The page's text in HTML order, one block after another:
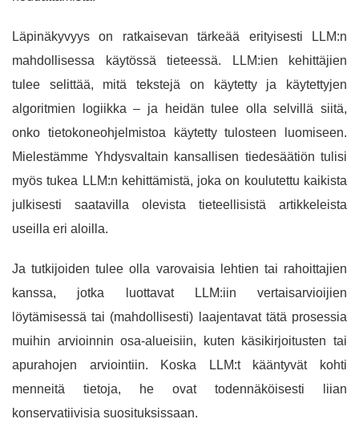
Läpinäkyvyys on ratkaisevan tärkeää erityisesti LLM:n
mahdollisessa käytössä tieteessä. LLM:ien kehittäjien
tulee selittää, mitä tekstejä on käytetty ja käytettyjen
algoritmien logiikka – ja heidän tulee olla selvillä siitä,
onko tietokoneohjelmistoa käytetty tulosteen luomiseen.
Mielestämme Yhdysvaltain kansallisen tiedesäätiön tulisi
myös tukea LLM:n kehittämistä, joka on koulutettu kaikista
julkisesti saatavilla olevista tieteellisistä artikkeleista
useilla eri aloilla.
Ja tutkijoiden tulee olla varovaisia ​​lehtien tai rahoittajien
kanssa, jotka luottavat LLM:iin vertaisarvioijien
löytämisessä tai (mahdollisesti) laajentavat tätä prosessia
muihin arvioinnin osa-alueisiin, kuten käsikirjoitusten tai
apurahojen arviointiin. Koska LLM:t kääntyvät kohti
menneitä tietoja, he ovat todennäköisesti liian
konservatiivisia suosituksissaan.